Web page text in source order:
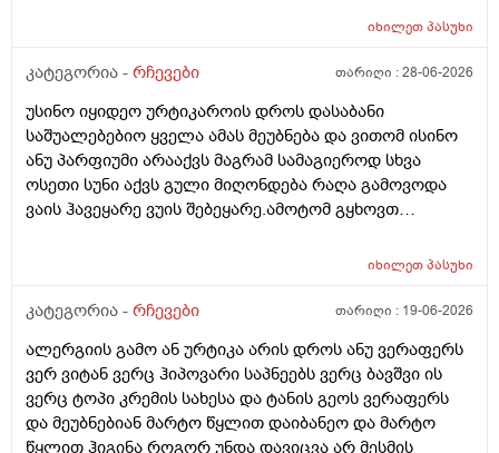
დამატენიანებელი შამპუნიც მაგრამ ყველაფერზე
შემიხლია ვიტანკები.რამე მირჩიეთ დამპუნი რა რომ
ამექავოს.ბიბხიანოს შამპუნი რომ ვიყიდო ბაბეზ3
უარესი ხომ არარის?მხოლპდ ბიბცოანის საპობს იტანს
ტანოს კანი მაგრამ შამპუნი აოხმაროა და ასე მგონია
ბაბე იფრო ნახია და თუ ბაბე მახლევს ქავილს ბიბჩენი
იგრო მომცემს?სავატაუდოთ სიმშრალისგან მექავება
ბინჩენი უკეთესია რონელი?სხვადასხვა აქვს ბუბჩენს
იხილეთპასუხი
კატეგორია - რჩევები თარიღი :28-06-2026
უსინო იყიდეო ურტიკაროის დროს დასაბანი
საშუალებებიო ყველა ამას მეუბნება და ვითომ ისინო
ანუ პარფიუმი არააქვს მაგრამ სამაგიეროდ სხვა
ოსეთი სუნი აქვს გული მიღონდება რაღა გამოვოდა
ვაის ჰავეყარე ვუის შებეყარე.ამოტომ გყხოვთ
დამატენიანებელ შამპუნს თაფლით რომ აროს იმას და
ბუბჩენის შამპუნი რომ ვიყიდო იმად?
იხილეთპასუხი
კატეგორია - რჩევები თარიღი : 19-06-2026
ალერგიის გამო ან ურტიკა არის დროს ანუ ვერაფერს
ვერ ვიტან ვერც ჰიპოვარი საპნეებს ვერც ბავშვი ის
ვერც ტოპი კრემის სახესა და ტანის გეოს ვერაფერს
და მეუბნებიან მარტო წყლით დაიბანეო და მარტო
წყლით ჰიგინა როგორ უნდა დავიცვა არ მესმის